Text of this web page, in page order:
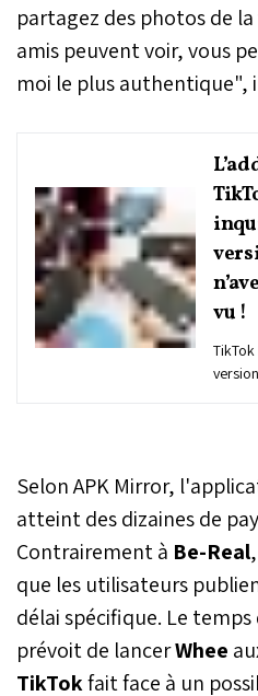
partagez des photos de
amis peuvent voir, vous
moi le plus authentique",
vu !
les
quant
Selon APK Mirror,
atteint des dizaines de
Contrairement à Be-Real,
que les utilisateurs
délai spécifique. Le temps
prévoit de lancerWhee
TikTokfait face à un